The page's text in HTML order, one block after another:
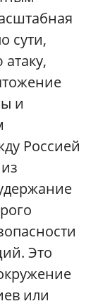
сути,
и
Россией
Это
или